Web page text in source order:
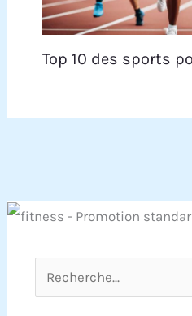
Top 10 des sports